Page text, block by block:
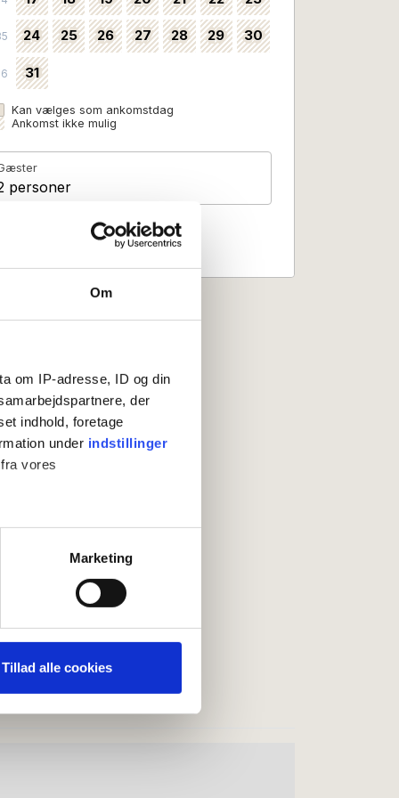
Om
om IP-adresse, ID og din
der
indhold, foretage
under indstillinger
vores
og til at analysere
for sociale medier,
Marketing
Tillad alle cookies
24 25 26 27 28 29 30
31
Kan vælges som ankomstdag
Ankomst ikke mulig
personer